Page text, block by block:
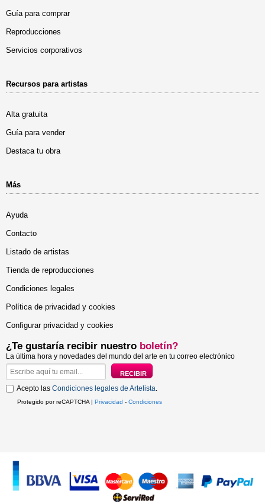
Guía para comprar
Reproducciones
Servicios corporativos
Recursos para artistas
Alta gratuita
Guía para vender
Destaca tu obra
Más
Ayuda
Contacto
Listado de artistas
Tienda de reproducciones
Condiciones legales
Política de privacidad y cookies
Configurar privacidad y cookies
¿Te gustaría recibir nuestro boletín?
La última hora y novedades del mundo del arte en tu correo electrónico
Acepto las Condiciones legales de Artelista.
Protegido por reCAPTCHA | Privacidad - Condiciones